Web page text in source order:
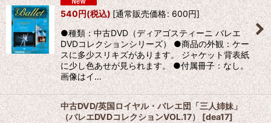
540円(税込) [通常販売価格: 600円]
●種類：中古DVD（ディアゴスティーニ バレエ
DVDコレクションシリーズ） ●商品の外観：ケー
スに多少スリキズがあります。 ジャケット背表紙
に少し色あせが見られます。 ●付属冊子：なし。
画像はイ…
中古DVD/英国ロイヤル・バレエ団「三人姉妹」
（バレエDVDコレクションVOL.17）[dea17]